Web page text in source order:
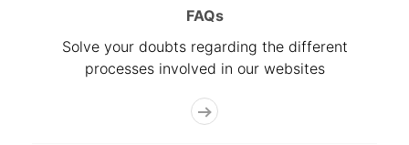
FAQs
Solve your doubts regarding the different
processes involved in our websites